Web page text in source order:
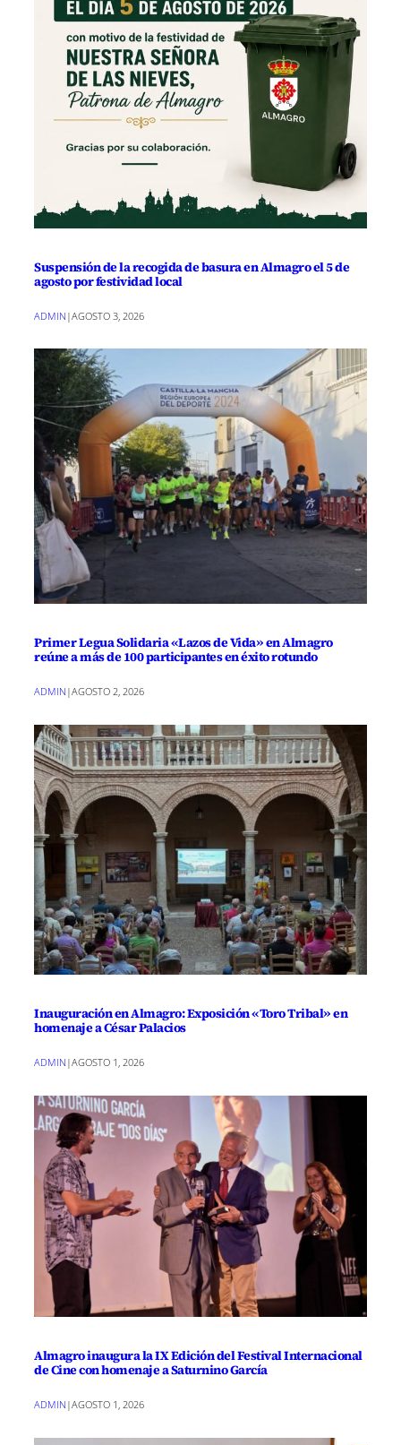
Suspensión de la recogida de basura en Almagro el 5 de
agosto por festividad local
ADMIN |AGOSTO 3, 2026
Primer Legua Solidaria «Lazos de Vida» en Almagro
reúne a más de 100 participantes en éxito rotundo
ADMIN |AGOSTO 2, 2026
Inauguración en Almagro: Exposición «Toro Tribal» en
homenaje a César Palacios
ADMIN |AGOSTO 1, 2026
Almagro inaugura la IX Edición del Festival Internacional
de Cine con homenaje a Saturnino García
ADMIN |AGOSTO 1, 2026